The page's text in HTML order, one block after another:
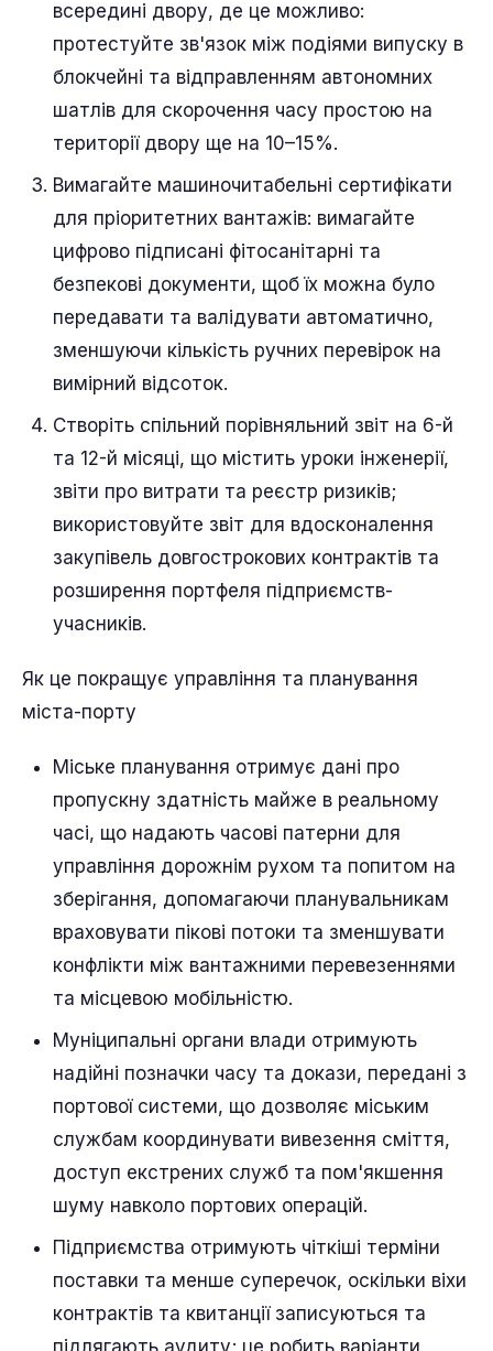
всередині двору, де це можливо:
протестуйте зв'язок між подіями випуску в
блокчейні та відправленням автономних
шатлів для скорочення часу простою на
території двору ще на 10–15%.
Вимагайте машиночитабельні сертифікати
для пріоритетних вантажів: вимагайте
цифрово підписані фітосанітарні та
безпекові документи, щоб їх можна було
передавати та валідувати автоматично,
зменшуючи кількість ручних перевірок на
вимірний відсоток.
Створіть спільний порівняльний звіт на 6-й
та 12-й місяці, що містить уроки інженерії,
звіти про витрати та реєстр ризиків;
використовуйте звіт для вдосконалення
закупівель довгострокових контрактів та
розширення портфеля підприємств-
учасників.
Як це покращує управління та планування
міста-порту
Міське планування отримує дані про
пропускну здатність майже в реальному
часі, що надають часові патерни для
управління дорожнім рухом та попитом на
зберігання, допомагаючи планувальникам
враховувати пікові потоки та зменшувати
конфлікти між вантажними перевезеннями
та місцевою мобільністю.
Муніципальні органи влади отримують
надійні позначки часу та докази, передані з
портової системи, що дозволяє міським
службам координувати вивезення сміття,
доступ екстрених служб та пом'якшення
шуму навколо портових операцій.
Підприємства отримують чіткіші терміни
поставки та менше суперечок, оскільки віхи
контрактів та квитанції записуються та
підлягають аудиту; це робить варіанти